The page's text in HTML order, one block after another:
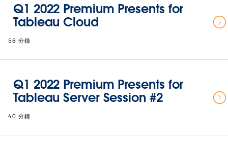
Q1 2022 Premium Presents for
Tableau Cloud
58 分鐘
Q1 2022 Premium Presents for
Tableau Server Session #2
40 分鐘